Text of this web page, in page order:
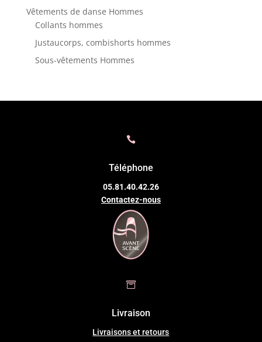
Vêtements de danse Hommes
Collants hommes
Justaucorps, combishorts hommes
Sous-vêtements Hommes

Téléphone
05.81.40.42.26
Contactez-nous

Livraison
Livraisons et retours